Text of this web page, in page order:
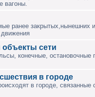
вагоны.
ранее закрытых,нынешних
объекты сети
конечные, остановочные
в городе
в городе, связанные